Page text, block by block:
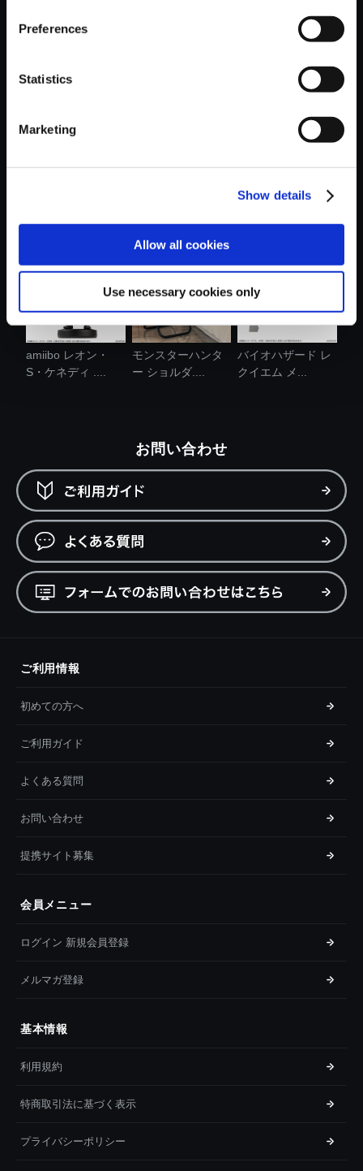
Preferences
Statistics
Marketing
Show details
Allow all cookies
Use necessary cookies only
モンスターハンタ
amiibo レオン・
S・ケネディ ....
モンスターハンタ
ー ショルダ....
バイオハザード レ
クイエム メ...
お問い合わせ
ご利用情報
初めての方へ
ご利用ガイド
よくある質問
お問い合わせ
提携サイト募集
会員メニュー
ログイン 新規会員登録
メルマガ登録
基本情報
利用規約
特商取引法に基づく表示
プライバシーポリシー